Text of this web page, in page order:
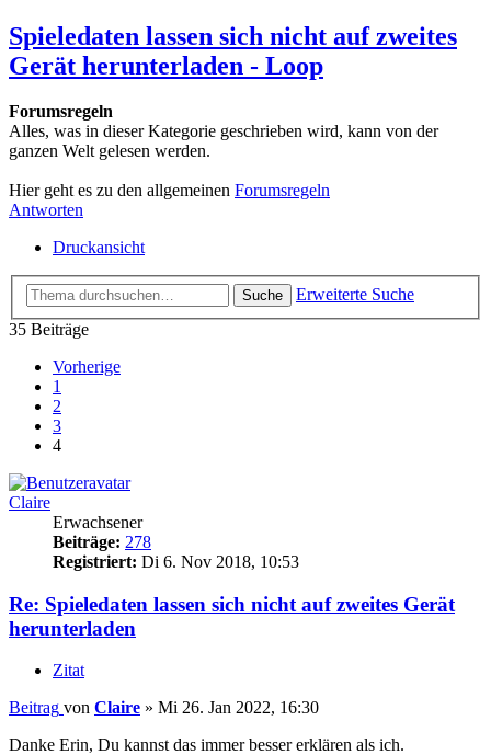
Spieledaten lassen sich nicht auf zweites
Gerät herunterladen - Loop
Forumsregeln
Alles, was in dieser Kategorie geschrieben wird, kann von der
ganzen Welt gelesen werden.
Hier geht es zu den allgemeinen Forumsregeln
Antworten
Druckansicht
Suche
Erweiterte Suche
35 Beiträge
Vorherige
1
2
3
4
Claire
Erwachsener
Beiträge: 278
Registriert: Di 6. Nov 2018, 10:53
Re: Spieledaten lassen sich nicht auf zweites Gerät
herunterladen
Zitat
Beitrag von Claire » Mi 26. Jan 2022, 16:30
Danke Erin, Du kannst das immer besser erklären als ich.